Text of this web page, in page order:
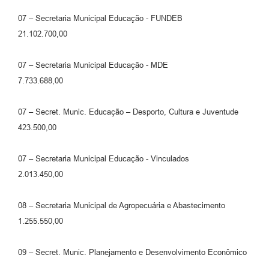
07 – Secretaria Municipal Educação - FUNDEB
21.102.700,00
07 – Secretaria Municipal Educação - MDE
7.733.688,00
07 – Secret. Munic. Educação – Desporto, Cultura e Juventude
423.500,00
07 – Secretaria Municipal Educação - Vinculados
2.013.450,00
08 – Secretaria Municipal de Agropecuária e Abastecimento
1.255.550,00
09 – Secret. Munic. Planejamento e Desenvolvimento Econômico